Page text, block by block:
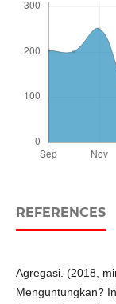
REFERENCES
Agregasi. (2018,
Menguntungkan?